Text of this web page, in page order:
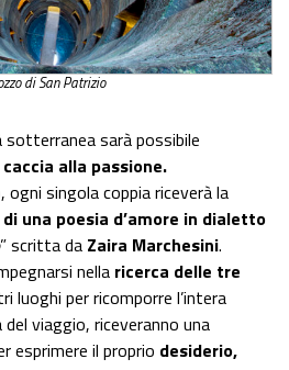
di San Patrizio
sarà possibile
caccia alla passione.
ogni singola coppia riceverà la
una poesia d’amore in dialetto
” scritta da Zaira Marchesini.
nella ricerca delle tre
luoghi per ricomporre l’intera
viaggio, riceveranno una
esprimere il proprio desiderio,